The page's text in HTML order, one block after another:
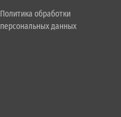
Политика обработки
персональных данных